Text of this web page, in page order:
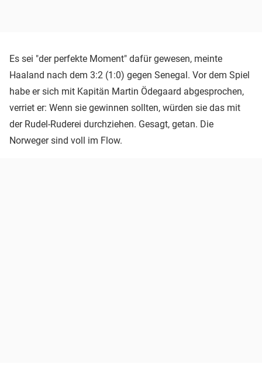
Es sei "der perfekte Moment" dafür gewesen, meinte
Haaland nach dem 3:2 (1:0) gegen Senegal. Vor dem Spiel
habe er sich mit Kapitän Martin Ödegaard abgesprochen,
verriet er: Wenn sie gewinnen sollten, würden sie das mit
der Rudel-Ruderei durchziehen. Gesagt, getan. Die
Norweger sind voll im Flow.